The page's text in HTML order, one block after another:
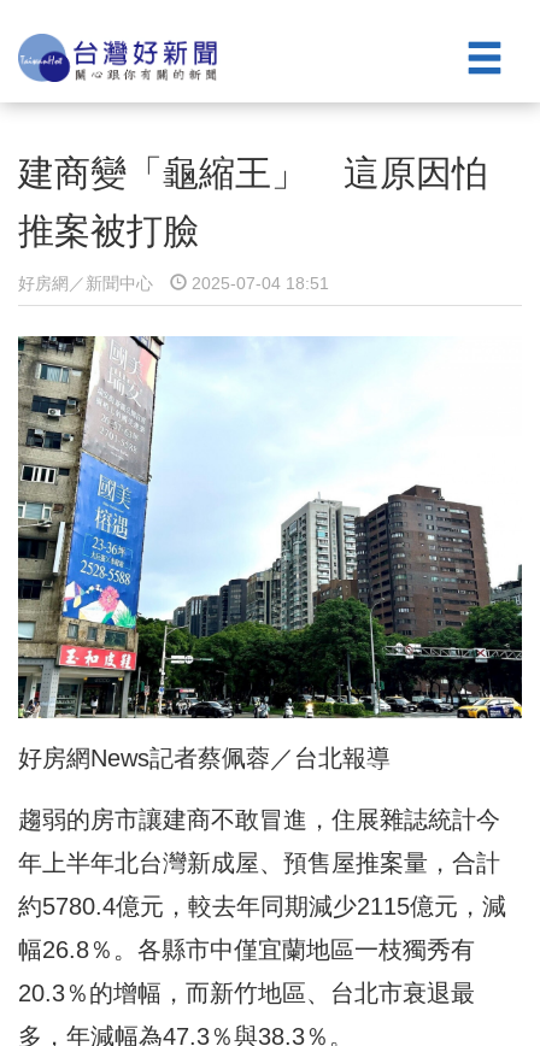
建商變「龜縮王」 這原因怕
推案被打臉
好房網／新聞中心 2025-07-04 18:51
好房網News記者蔡佩蓉／台北報導
趨弱的房市讓建商不敢冒進，住展雜誌統計今
年上半年北台灣新成屋、預售屋推案量，合計
約5780.4億元，較去年同期減少2115億元，減
幅26.8％。各縣市中僅宜蘭地區一枝獨秀有
20.3％的增幅，而新竹地區、台北市衰退最
多，年減幅為47.3％與38.3％。